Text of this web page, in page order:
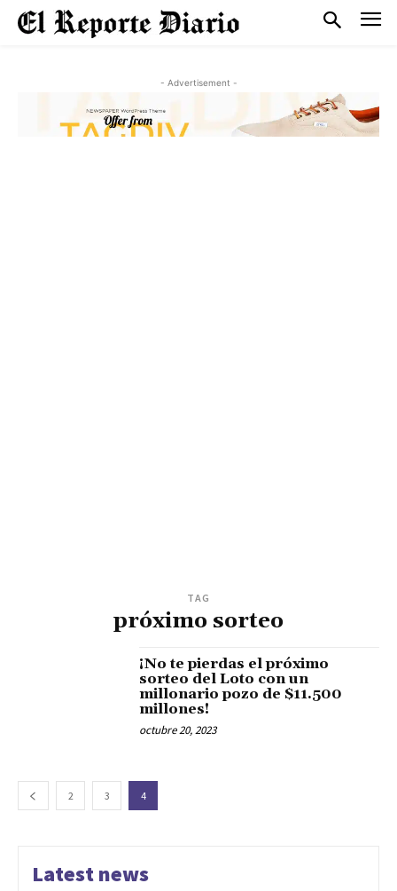
- Advertisement -
TAG
próximo sorteo
¡No te pierdas el próximo
sorteo del Loto con un
millonario pozo de $11.500
millones!
octubre 20, 2023
2 3 4
Latest news